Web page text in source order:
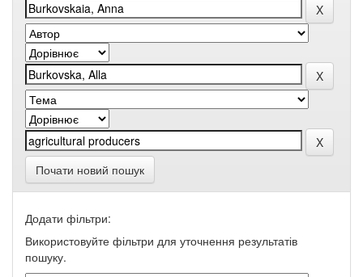
Почати новий пошук
Додати фільтри:
Використовуйте фільтри для уточнення результатів
пошуку.